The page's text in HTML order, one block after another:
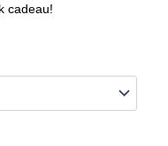
cadeau!